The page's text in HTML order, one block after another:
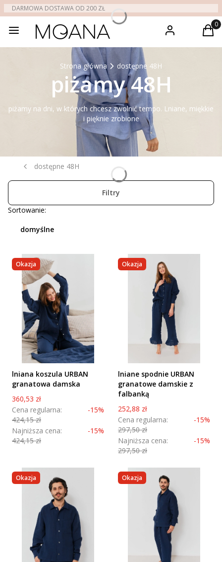
DARMOWA DOSTAWA OD 200 ZŁ
sklep Zaloguj się
Strona główna dostępne 48H
piżamy 48H
piżamy na dni, w których chcesz zwolnić tempo. Lniane, miękkie
i pięknie zrobione
dostępne 48H
Filtry
Lista produktów
Sortowanie:
domyślne
Okazja
lniana koszula URBAN
granatowa damska
Cena promocyjna
360,53 zł
Cena regularna:
424,15 zł
-15%
Najniższa cena:
424,15 zł
-15%
Okazja
lniane spodnie URBAN
granatowe damskie z
falbanką
Cena promocyjna
252,88 zł
Cena regularna:
297,50 zł
-15%
Najniższa cena:
297,50 zł
-15%
Okazja Okazja